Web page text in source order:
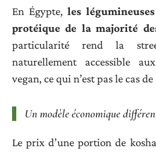
En Égypte, les
protéique de la majorité
particularité rend la
naturellement accessible
vegan, ce qui n’est pas le cas
Un modèle économique
Le prix d’une portion de